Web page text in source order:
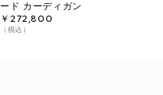
ード カーディガン
￥272,800
（税込）